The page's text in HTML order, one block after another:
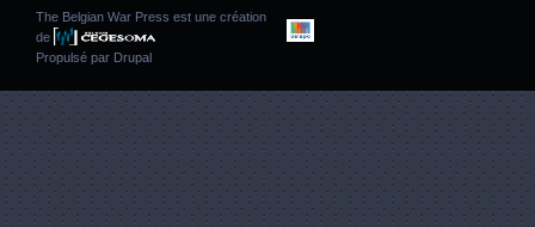
The Belgian War Press est une création
de
Propulsé par Drupal